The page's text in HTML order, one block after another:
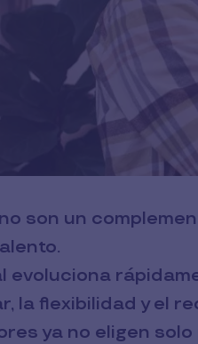
son un
evoluciona
la flexibilidad y el
ya no eligen solo